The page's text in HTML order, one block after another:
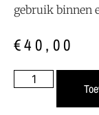
gebruik binnen
€40,00